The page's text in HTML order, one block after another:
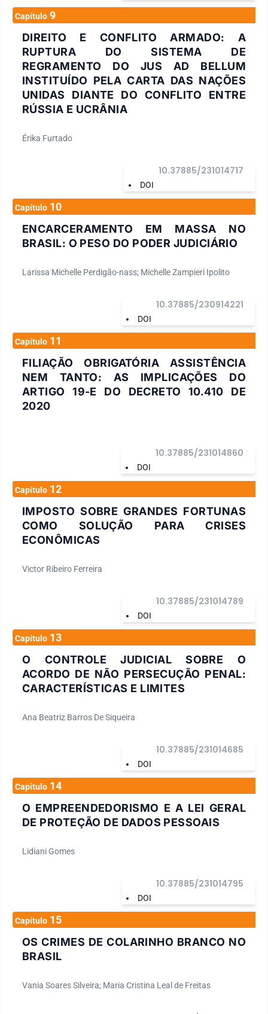
Capítulo 9
DIREITO E CONFLITO ARMADO: A
RUPTURA DO SISTEMA DE
REGRAMENTO DO JUS AD BELLUM
INSTITUÍDO PELA CARTA DAS NAÇÕES
UNIDAS DIANTE DO CONFLITO ENTRE
RÚSSIA E UCRÂNIA
Érika Furtado
DOI
10.37885/231014717
Capítulo 10
ENCARCERAMENTO EM MASSA NO
BRASIL: O PESO DO PODER JUDICIÁRIO
Larissa Michelle Perdigão-nass; Michelle Zampieri Ipolito
DOI
10.37885/230914221
Capítulo 11
FILIAÇÃO OBRIGATÓRIA ASSISTÊNCIA
NEM TANTO: AS IMPLICAÇÕES DO
ARTIGO 19-E DO DECRETO 10.410 DE
2020
DOI
10.37885/231014860
Capítulo 12
IMPOSTO SOBRE GRANDES FORTUNAS
COMO SOLUÇÃO PARA CRISES
ECONÔMICAS
Victor Ribeiro Ferreira
DOI
10.37885/231014789
Capítulo 13
O CONTROLE JUDICIAL SOBRE O
ACORDO DE NÃO PERSECUÇÃO PENAL:
CARACTERÍSTICAS E LIMITES
Ana Beatriz Barros De Siqueira
DOI
10.37885/231014685
Capítulo 14
O EMPREENDEDORISMO E A LEI GERAL
DE PROTEÇÃO DE DADOS PESSOAIS
Lidiani Gomes
DOI
10.37885/231014795
Capítulo 15
OS CRIMES DE COLARINHO BRANCO NO
BRASIL
Vania Soares Silveira; Maria Cristina Leal de Freitas